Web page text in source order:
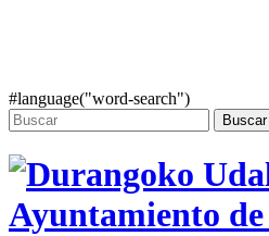
#language("word-search")
Buscar